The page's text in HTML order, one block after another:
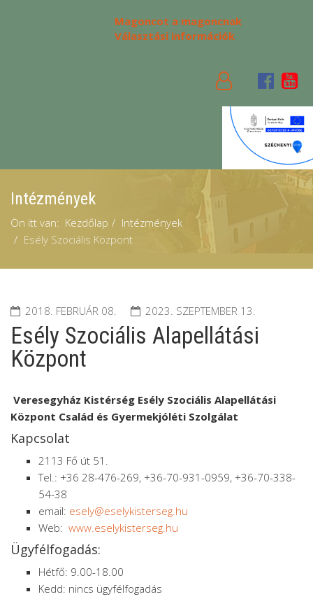
Magoncot a magoncnak
Választási információk
Intézmények
Ön itt van: Kezdőlap
Intézmények
Esély Szociális Központ
2018. FEBRUÁR 08. 2023. SZEPTEMBER 13.
Esély Szociális Alapellátási
Központ
Veresegyház Kistérség Esély Szociális Alapellátási
Központ Család és Gyermekjóléti Szolgálat
Kapcsolat
2113 Fő út 51.
Tel.: +36 28-476-269, +36-70-931-0959, +36-70-338-
54-38
email: esely@eselykisterseg.hu
Web: www.eselykisterseg.hu
Ügyfélfogadás:
Hétfő: 9.00-18.00
Kedd: nincs ügyfélfogadás